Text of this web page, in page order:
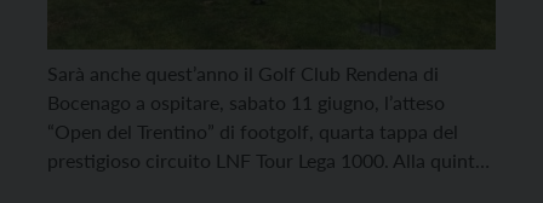
Sarà anche quest’anno il Golf Club Rendena di
Bocenago a ospitare, sabato 11 giugno, l’atteso
“Open del Trentino” di footgolf, quarta tappa del
prestigioso circuito LNF Tour Lega 1000. Alla quinta